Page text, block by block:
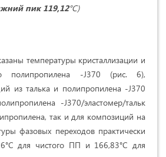
пик 119,12°С)
температуры кристаллизации и
полипропилена -J370 (рис. 6),
из талька и полипропилена -J370
-J370/эластомер/тальк
так и для композиций на
фазовых переходов практически
для чистого ПП и 166,83°С для